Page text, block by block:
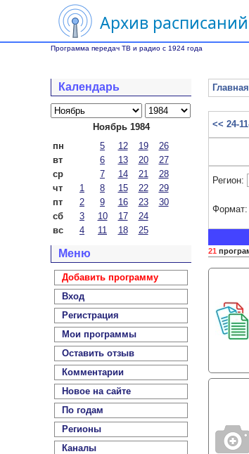
Архив
Программа передач ТВ и радио с 1924 года
Календарь
Ноябрь 1984
пн
5 12 19
26
вт
6 13 20
27
ср
7 14 21
28
чт
1 8 15 22
29
пт
2 9 16 23
30
сб
3 10 17
24
вс
4 11 18 25
Меню
Добавить программу
Вход
Регистрация
Мои программы
Оставить отзыв
Комментарии
Новое на сайте
По годам
Регионы
Каналы
Главная
<< 24-
Регион:
Формат:
21